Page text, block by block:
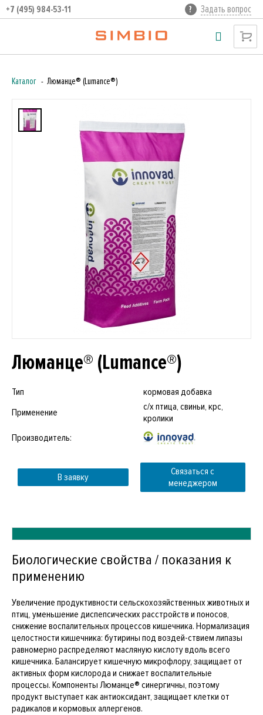
+7 (495) 984-53-11 Задать вопрос
Каталог Люманце® (Lumance®)
Люманце® (Lumance®)
Тип
кормовая добавка
Применение
с/х птица, свиньи, крс,
кролики
Производитель:
В заявку
Связаться с
менеджером
Биологические свойства / показания к
применению
Увеличение продуктивности сельскохозяйственных животных и
птиц, уменьшение диспепсических расстройств и поносов,
снижение воспалительных процессов кишечника. Нормализация
целостности кишечника: бутирины под воздей-ствием липазы
равномерно распределяют масляную кислоту вдоль всего
кишечника. Балансирует кишечную микрофлору, защищает от
активных форм кислорода и снижает воспалительные
процессы. Компоненты Люманце® синергичны, поэтому
продукт выступает как антиоксидант, защищает клетки от
радикалов и кормовых аллергенов.